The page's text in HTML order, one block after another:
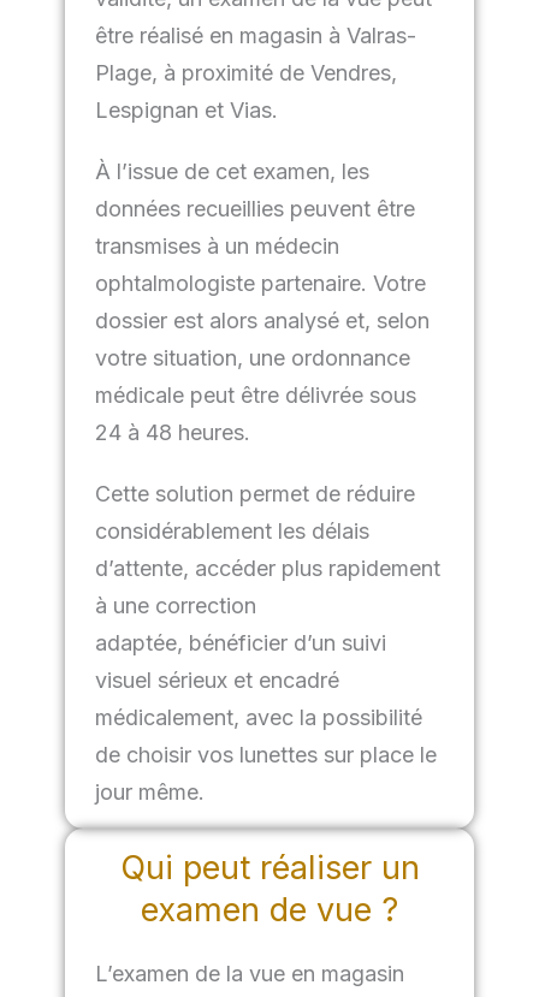
être réalisé en magasin à Valras-
Plage, à proximité de Vendres,
Lespignan et Vias.
À l’issue de cet examen, les
données recueillies peuvent être
transmises à un médecin
ophtalmologiste partenaire. Votre
dossier est alors analysé et, selon
votre situation, une ordonnance
médicale peut être délivrée sous
24 à 48 heures.
Cette solution permet de réduire
considérablement les délais
d’attente, accéder plus rapidement
à une correction
adaptée, bénéficier d’un suivi
visuel sérieux et encadré
médicalement, avec la possibilité
de choisir vos lunettes sur place le
jour même.
Qui peut réaliser un
examen de vue ?
L’examen de la vue en magasin